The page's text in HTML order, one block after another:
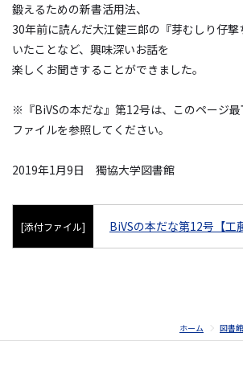
鍛えるための新書活用法、
30年前に読んだ大江健三郎の『芽むしり仔
いたことなど、興味深いお話を
楽しくお聞きすることができました。
※『BiVSの本だな』第12号は、このページ
ファイルを参照してください。
2019年1月9日 獨協大学図書館
[添付ファイル] BiVSの本だな第12号【工
ホーム 図書